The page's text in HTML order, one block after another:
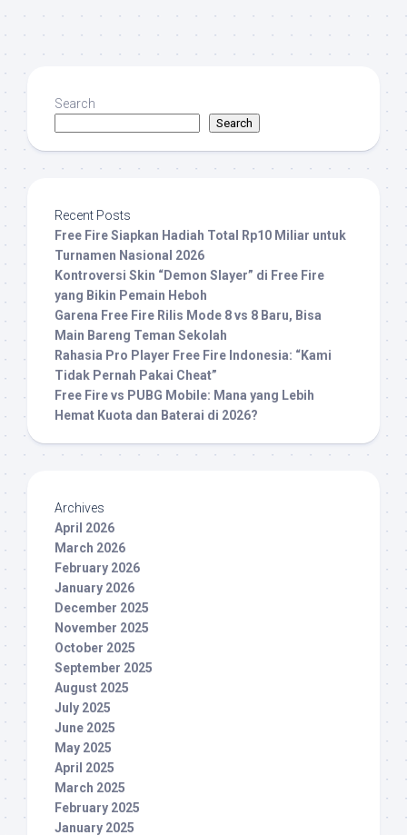
Search
Search
Recent Posts
Free Fire Siapkan Hadiah Total Rp10 Miliar untuk
Turnamen Nasional 2026
Kontroversi Skin “Demon Slayer” di Free Fire
yang Bikin Pemain Heboh
Garena Free Fire Rilis Mode 8 vs 8 Baru, Bisa
Main Bareng Teman Sekolah
Rahasia Pro Player Free Fire Indonesia: “Kami
Tidak Pernah Pakai Cheat”
Free Fire vs PUBG Mobile: Mana yang Lebih
Hemat Kuota dan Baterai di 2026?
Archives
April 2026
March 2026
February 2026
January 2026
December 2025
November 2025
October 2025
September 2025
August 2025
July 2025
June 2025
May 2025
April 2025
March 2025
February 2025
January 2025